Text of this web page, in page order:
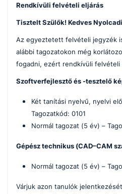
Rendkívüli felvételi eljárás
Tisztelt Szülők! Kedves
Az egyeztetett felvételi jegyzék
alábbi tagozatokon még
fogadni, ezért rendkívüli felvételi
Szoftverfejlesztő és -tesztelő
Két tanítási nyelvű, nyelvi
Tagozatkód: 0101
Normál tagozat (5 év) –
Gépész technikus (CAD–CAM
Normál tagozat (5 év) –
Várjuk azon tanulók